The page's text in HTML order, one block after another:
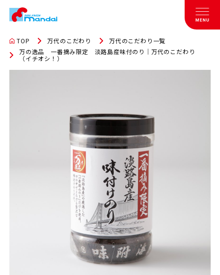
TOP 万代のこだわり
万代のこだわり一覧
万の逸品 一番摘み限定 淡路島産味付のり｜万代のこだわり
（イチオシ！）